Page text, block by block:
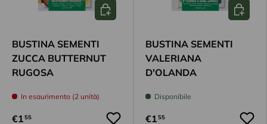
BUSTINA SEMENTI
ZUCCA BUTTERNUT
RUGOSA
In esaurimento (2 unità)
€155
Aggiungi al carrello
BUSTINA SEMENTI
VALERIANA
D'OLANDA
Disponibile
€155